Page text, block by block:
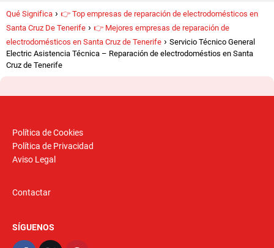
Qué Significa
👉 Top empresas de reparación de electrodomésticos en
Santa Cruz De Tenerife
👉 Mejores empresas de reparación de
electrodomésticos en Santa Cruz de Tenerife
Servicio Técnico General
Electric Asistencia Técnica – Reparación de electrodoméstios en Santa
Cruz de Tenerife
Política de Cookies
Política de Privacidad
Aviso Legal
Contactar
SÍGUENOS